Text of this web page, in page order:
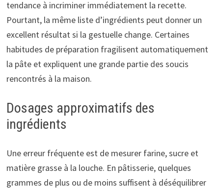
tendance à incriminer immédiatement la recette.
Pourtant, la même liste d’ingrédients peut donner un
excellent résultat si la gestuelle change. Certaines
habitudes de préparation fragilisent automatiquement
la pâte et expliquent une grande partie des soucis
rencontrés à la maison.
Dosages approximatifs des
ingrédients
Une erreur fréquente est de mesurer farine, sucre et
matière grasse à la louche. En pâtisserie, quelques
grammes de plus ou de moins suffisent à déséquilibrer